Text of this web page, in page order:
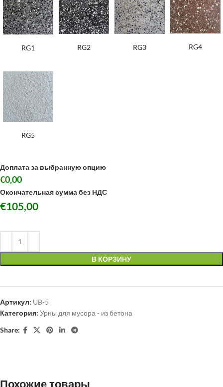
RG1 RG2 RG3 RG4
RG5
Доплата за выбранную опцию
€0,00
Окончательная сумма без НДС
€105,00
В КОРЗИНУ
Артикул: UB-5
Категория: Урны для мусора - из бетона
Share: